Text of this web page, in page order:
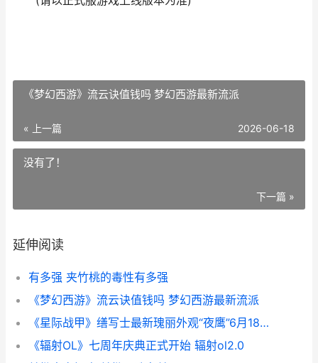
《梦幻西游》流云诀值钱吗 梦幻西游最新流派
« 上一篇 2026-06-18
没有了！
下一篇 »
延伸阅读
有多强 夹竹桃的毒性有多强
《梦幻西游》流云诀值钱吗 梦幻西游最新流派
《星际战甲》缮写士最新瑰丽外观“夜鹰”6月18日上线 “星际战甲”
《辐射OL》七周年庆典正式开始 辐射ol2.0